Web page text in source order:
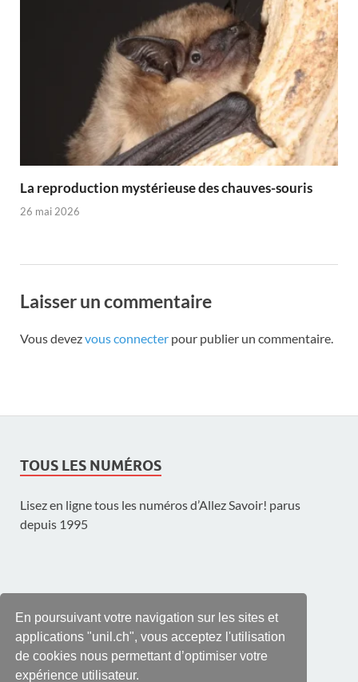
En poursuivant votre navigation sur les sites et
applications "unil.ch", vous acceptez l'utilisation
de cookies nous permettant d’optimiser votre
expérience utilisateur.
La reproduction mystérieuse des chauves-souris
26 mai 2026
Laisser un commentaire
Vous devezvous connecter pour publier un commentaire.
TOUS LES NUMÉROS
Lisez en ligne tous les numéros d’Allez Savoir! parus
depuis 1995